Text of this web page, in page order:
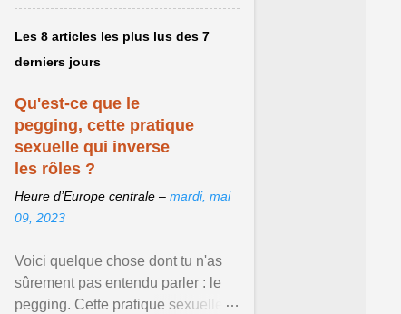
Les 8 articles les plus lus des 7
derniers jours
Qu'est-ce que le
pegging, cette pratique
sexuelle qui inverse
les rôles ?
Heure d’Europe centrale – mardi, mai
09, 2023
Voici quelque chose dont tu n'as
sûrement pas entendu parler : le
pegging. Cette pratique sexuelle